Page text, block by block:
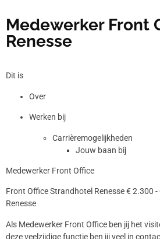
Medewerker Front
Renesse
Dit is
Over
Werken bij
Carrièremogelijkheden
Jouw baan bij
Medewerker Front Office
Front Office Strandhotel Renesse € 2.300
Renesse
Als Medewerker Front Office ben jij het
deze veelzijdige functie ben jij veel in